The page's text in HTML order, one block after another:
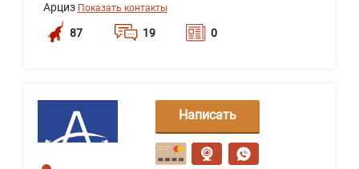
Арциз Показать контакты
87 19 0
Написать
сообщение